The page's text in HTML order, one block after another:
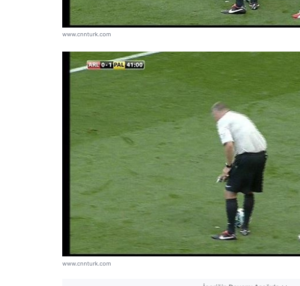
www.cnnturk.com
www.cnnturk.com